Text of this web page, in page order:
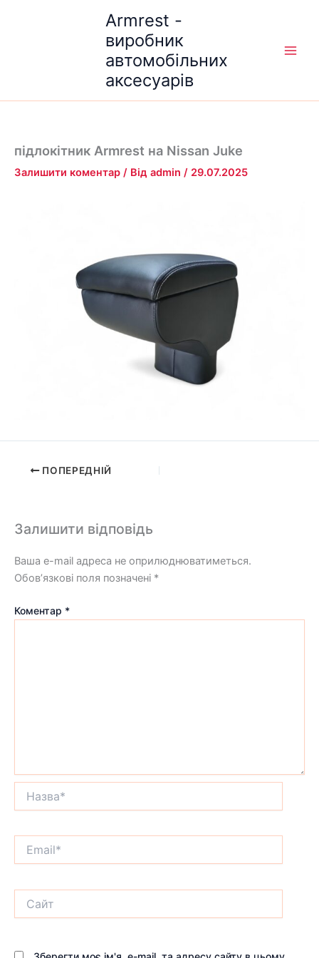
Armrest -
виробник
автомобільних
аксесуарів
підлокітник Armrest на Nissan Juke
Залишити коментар / Від admin / 29.07.2025
ПОПЕРЕДНІЙ
Залишити відповідь
Ваша e-mail адреса не оприлюднюватиметься.
Обов’язкові поля позначені *
Коментар *